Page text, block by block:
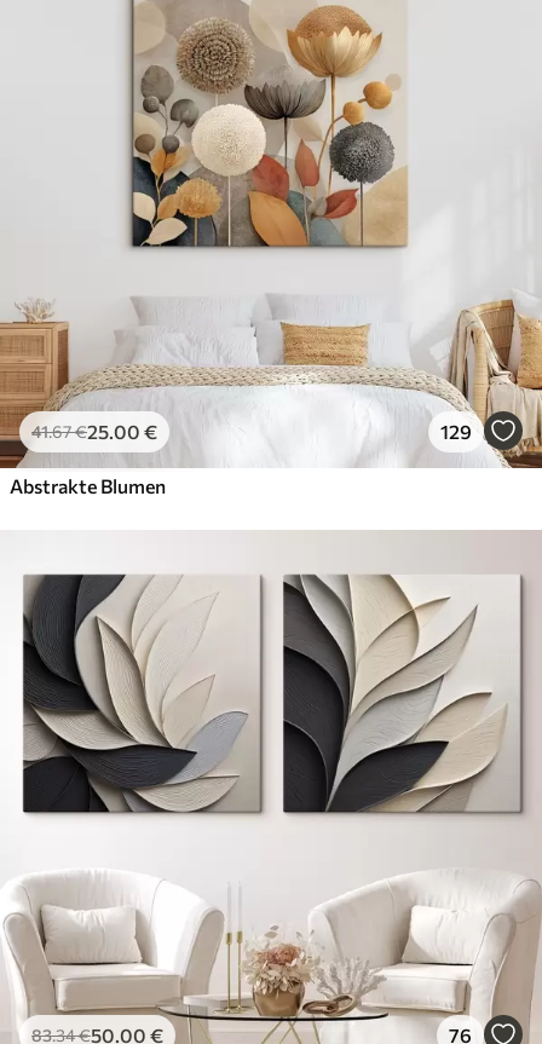
41.67€25.00 € 129
Abstrakte Blumen
83.34€50.00 € 76